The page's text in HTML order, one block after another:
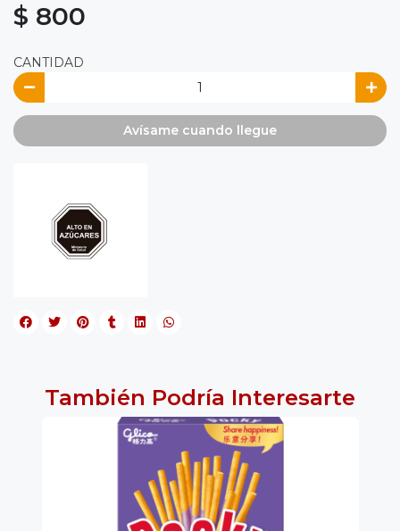
$ 800
CANTIDAD
Avísame cuando llegue
También Podría Interesarte